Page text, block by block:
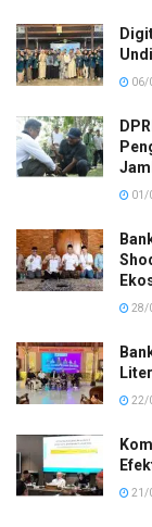
06/
01/
28/
22/
21/